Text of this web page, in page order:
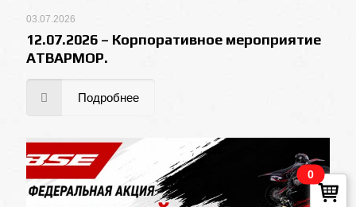
03.07.2026
12.07.2026 – Корпоративное мероприятие
АТВАРМОР.
Подробнее
0